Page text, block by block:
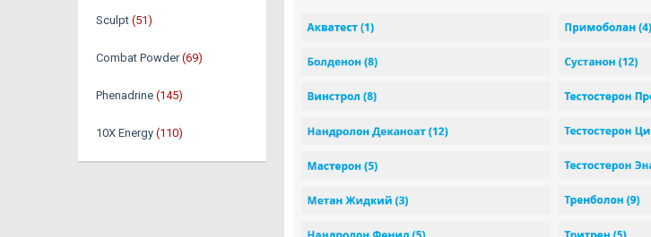
Sculpt (51)
Combat Powder (69)
Phenadrine (145)
10X Energy (110)